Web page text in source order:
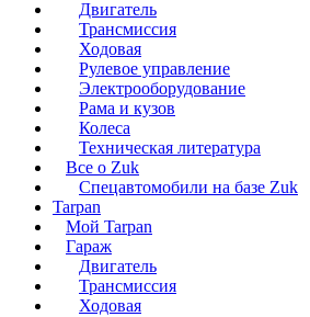
Двигатель
Трансмиссия
Ходовая
Рулевое управление
Электрооборудование
Рама и кузов
Колеса
Техническая литература
Все о Zuk
Спецавтомобили на базе Zuk
Tarpan
Мой Tarpan
Гараж
Двигатель
Трансмиссия
Ходовая